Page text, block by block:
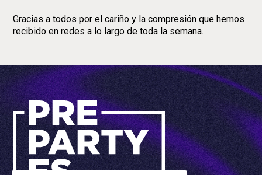
Gracias a todos por el cariño y la compresión que hemos
recibido en redes a lo largo de toda la semana.